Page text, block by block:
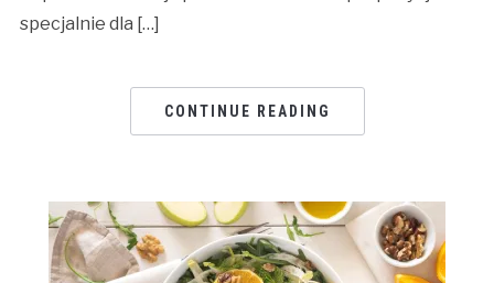
specjalnie dla […]
CONTINUE READING